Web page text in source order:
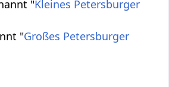
"Kleines Petersburger
"Großes Petersburger